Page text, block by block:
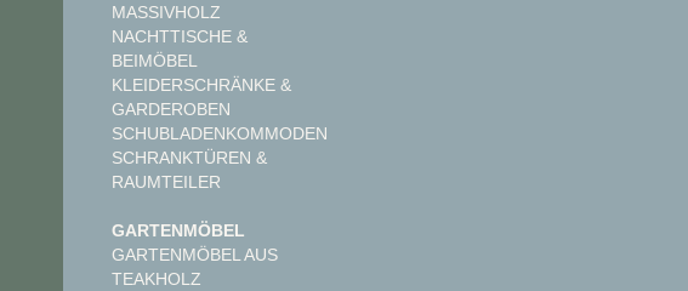
MASSIVHOLZ
NACHTTISCHE &
BEIMÖBEL
KLEIDERSCHRÄNKE &
GARDEROBEN
SCHUBLADENKOMMODEN
SCHRANKTÜREN &
RAUMTEILER
GARTENMÖBEL
GARTENMÖBEL AUS
TEAKHOLZ